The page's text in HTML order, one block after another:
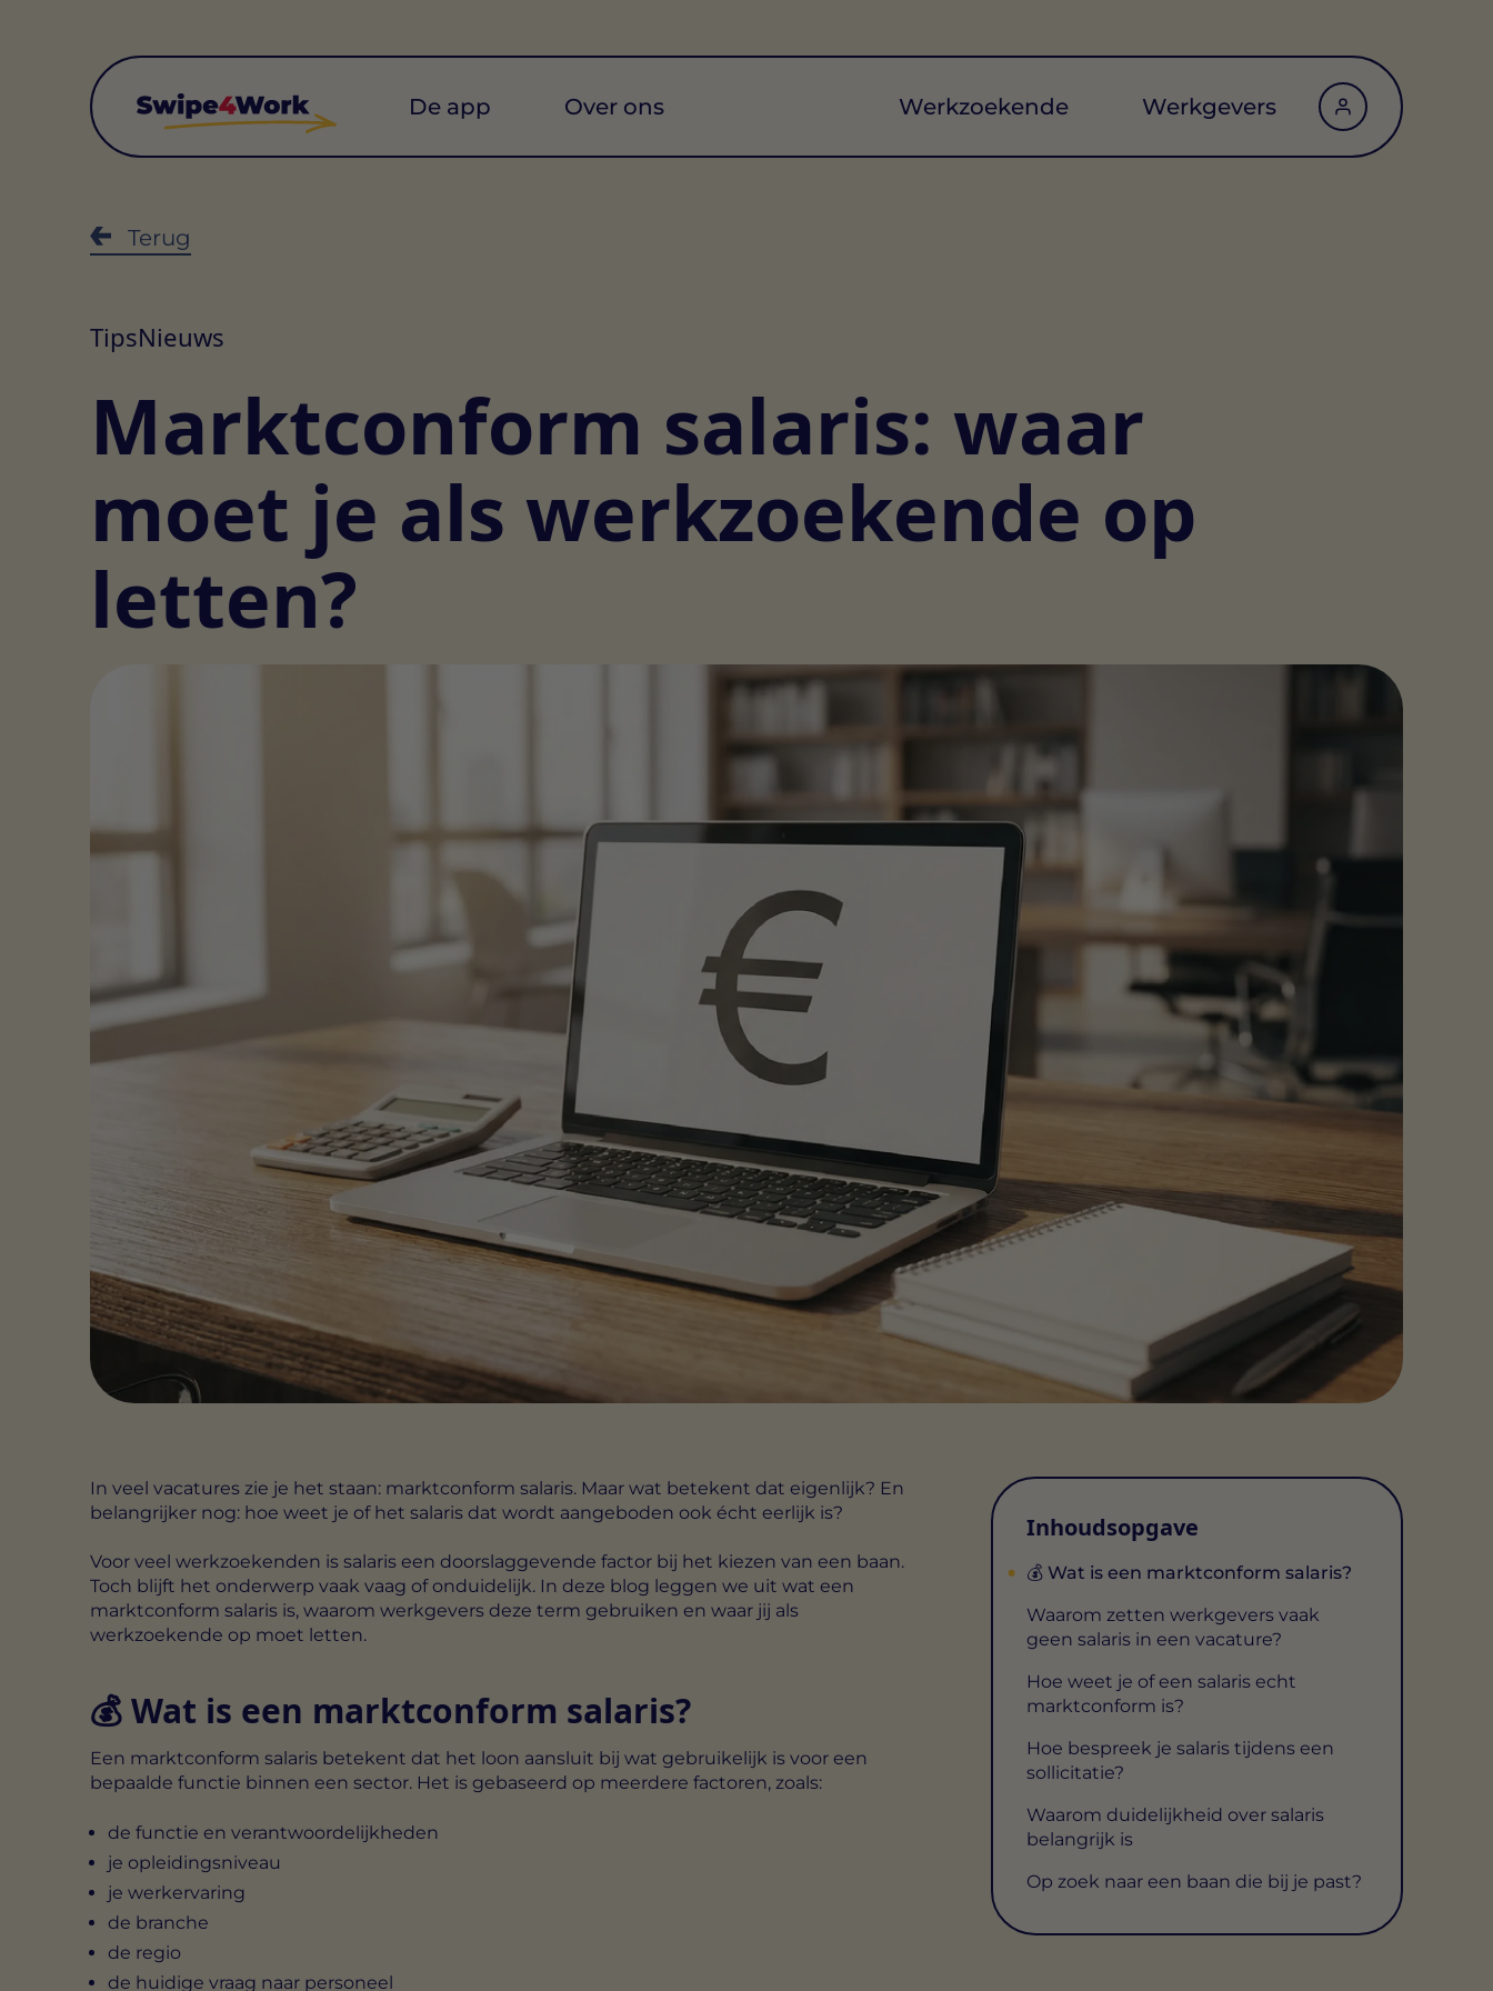
De app Over ons Werkzoekende Werkgevers
Terug
TipsNieuws
Marktconform salaris: waar
moet je als werkzoekende op
letten?
Inhoudsopgave
💰 Wat is een marktconform salaris?
Waarom zetten werkgevers vaak
geen salaris in een vacature?
Hoe weet je of een salaris echt
marktconform is?
Hoe bespreek je salaris tijdens een
sollicitatie?
Waarom duidelijkheid over salaris
belangrijk is
Op zoek naar een baan die bij je past?
In veel vacatures zie je het staan: marktconform salaris. Maar wat betekent dat eigenlijk? En
belangrijker nog: hoe weet je of het salaris dat wordt aangeboden ook écht eerlijk is?
Voor veel werkzoekenden is salaris een doorslaggevende factor bij het kiezen van een baan.
Toch blijft het onderwerp vaak vaag of onduidelijk. In deze blog leggen we uit wat een
marktconform salaris is, waarom werkgevers deze term gebruiken en waar jij als
werkzoekende op moet letten.
💰 Wat is een marktconform salaris?
Een marktconform salaris betekent dat het loon aansluit bij wat gebruikelijk is voor een
bepaalde functie binnen een sector. Het is gebaseerd op meerdere factoren, zoals:
de functie en verantwoordelijkheden
je opleidingsniveau
je werkervaring
de branche
de regio
de huidige vraag naar personeel